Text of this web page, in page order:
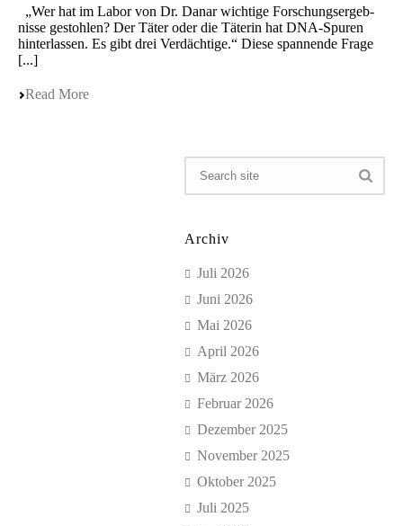
„Wer hat im Labor von Dr. Danar wichti­ge Forschungs­er­geb­
nis­se gestoh­len? Der Täter oder die Täterin hat DNA-Spuren
hinter­las­sen. Es gibt drei Verdächtige.“ Diese spannen­de Frage
[...]
Read More
Archiv
Juli 2026
Juni 2026
Mai 2026
April 2026
März 2026
Februar 2026
Dezember 2025
November 2025
Oktober 2025
Juli 2025